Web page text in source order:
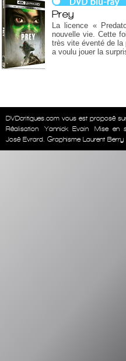
Prey
La licence «
nouvelle vie. Cette
très vite éventé de la
a voulu jouer la
DVDcritiques.com vous est proposé
Réalisation
Yannick Evain Mise en
José Evrard. Graphisme Laurent Berry